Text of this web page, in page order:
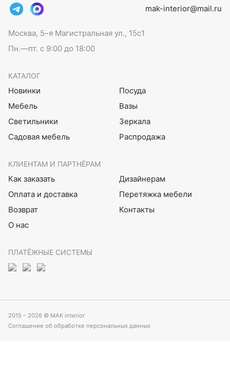
mak-interior@mail.ru
Москва, 5–я Магистральная ул., 15с1
Пн.—пт. с 9:00 до 18:00
КАТАЛОГ
Новинки
Мебель
Светильники
Садовая мебель
Посуда
Вазы
Зеркала
Распродажа
КЛИЕНТАМ И ПАРТНЁРАМ
Как заказать
Оплата и доставка
Возврат
О нас
Дизайнерам
Перетяжка мебели
Контакты
ПЛАТЁЖНЫЕ СИСТЕМЫ
2015 – 2026 © MAK interior
Соглашение об обработке персональных данных